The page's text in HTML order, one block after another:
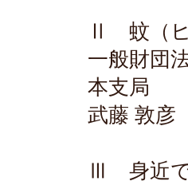
Ⅱ 蚊（ヒ
一般財団
本支局
武藤 敦
Ⅲ 身近で